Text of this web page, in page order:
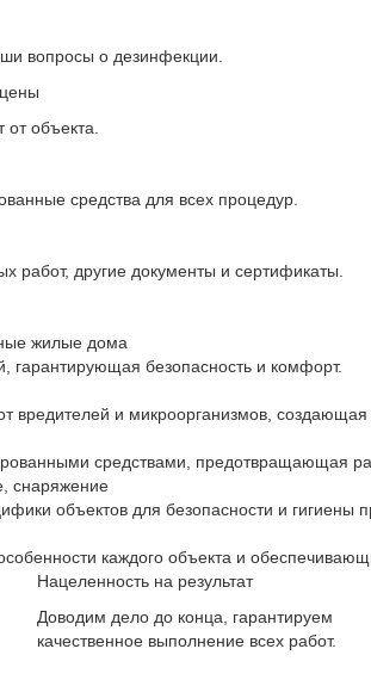
вопросы о дезинфекции.
от объекта.
средства для всех процедур.
работ, другие документы и сертификаты.
жилые дома
гарантирующая безопасность и комфорт.
вредителей и микроорганизмов,
средствами, предотвращающая
снаряжение
объектов для безопасности и гигиены
каждого объекта и
Нацеленность на результат
Доводим дело до конца, гарантируем
качественное выполнение всех работ.